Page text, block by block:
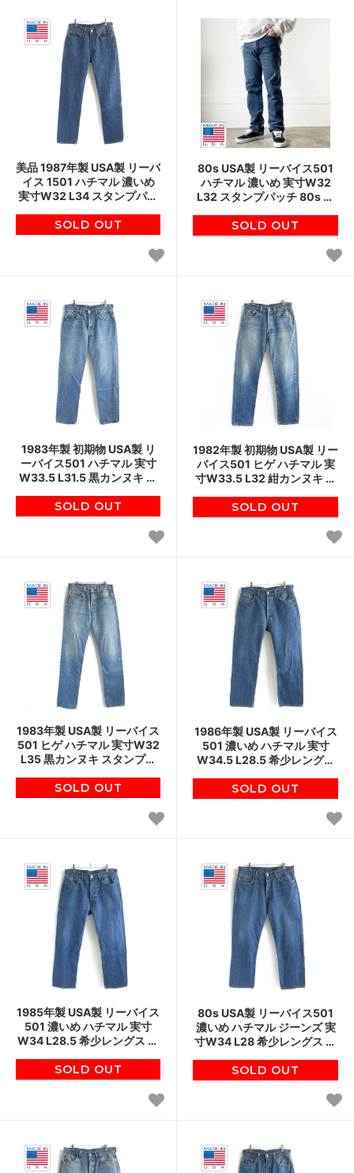
美品 1987年製 USA製 リーバ
イス 1501 ハチマル 濃いめ
実寸W32 L34 スタンプパッ
テージ D148
SOLD OUT
80s USA製 リーバイス501
ハチマル 濃いめ 実寸W32
L32 スタンプパッチ 80s ア
ズ D148
SOLD OUT
1983年製 初期物 USA製 リ
ーバイス501 ハチマル 実寸
W33.5 L31.5 黒カンヌキ 内
ビンテージ D148
SOLD OUT
1982年製 初期物 USA製 リー
バイス501 ヒゲ ハチマル 実
寸W33.5 L32 紺カンヌキ 金
ビンテージ D148
SOLD OUT
1983年製 USA製 リーバイス
501 ヒゲ ハチマル 実寸W32
L35 黒カンヌキ スタンプパ
ージ D148
SOLD OUT
1986年製 USA製 リーバイス
501 濃いめ ハチマル 実寸
W34.5 L28.5 希少レングス
カ製 ビンテージ D148
SOLD OUT
1985年製 USA製 リーバイス
501 濃いめ ハチマル 実寸
W34 L28.5 希少レングス ス
ンテージ D148
SOLD OUT
80s USA製 リーバイス501
濃いめ ハチマル ジーンズ 実
寸W34 L28 希少レングス ス
ンテージ D148
SOLD OUT